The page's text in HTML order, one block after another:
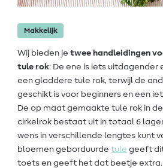
Makkelijk
Wij bieden je twee handleidingen
tule rok: De ene is iets uitdagender
een gladdere tule rok, terwijl de
geschikt is voor beginners en een
De op maat gemaakte tule rok in
cirkelrok bestaat uit in totaal 6
wens in verschillende lengtes kunt
bloemen geborduurde tule geeft
toets en geeft het dat beetje extra.